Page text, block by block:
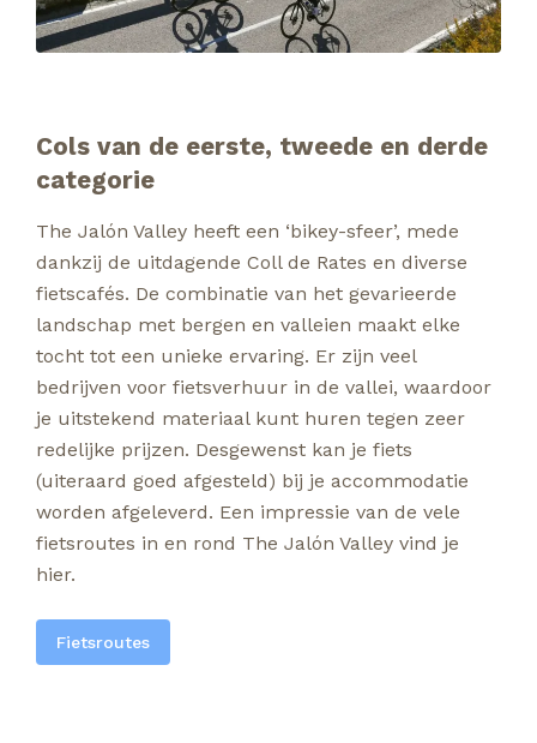
Cols van de eerste, tweede en derde
categorie
The Jalón Valley heeft een ‘bikey-sfeer’, mede
dankzij de uitdagende Coll de Rates en diverse
fietscafés. De combinatie van het gevarieerde
landschap met bergen en valleien maakt elke
tocht tot een unieke ervaring. Er zijn veel
bedrijven voor fietsverhuur in de vallei, waardoor
je uitstekend materiaal kunt huren tegen zeer
redelijke prijzen. Desgewenst kan je fiets
(uiteraard goed afgesteld) bij je accommodatie
worden afgeleverd. Een impressie van de vele
fietsroutes in en rond The Jalón Valley vind je
hier.
Fietsroutes